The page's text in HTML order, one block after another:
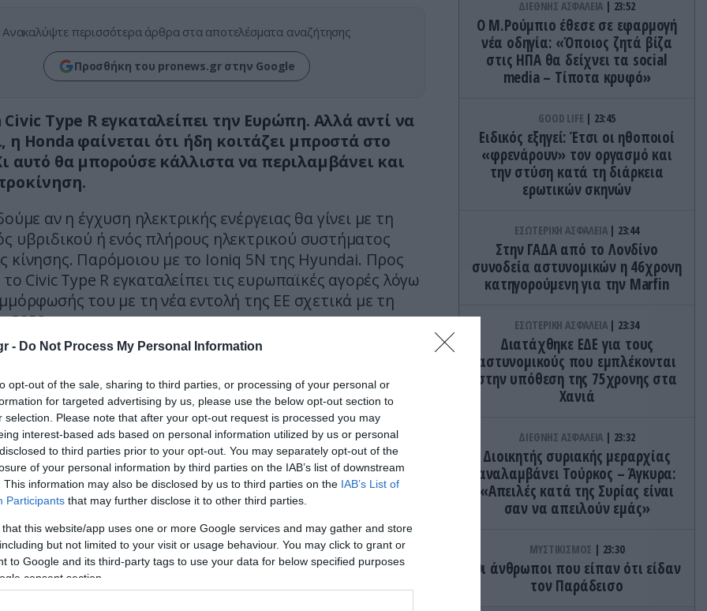
- Do Not Process My Personal Information
opt-out of the sale, sharing to third parties, or processing of your personal or
for targeted advertising by us, please use the below opt-out section to
selection. Please note that after your opt-out request is processed you may
interest-based ads based on personal information utilized by us or personal
to third parties prior to your opt-out. You may separately opt-out of the
of your personal information by third parties on the IAB’s list of downstream
This information may also be disclosed by us to third parties on the IAB’s List of
Participants that may further disclose it to other third parties.
that this website/app uses one or more Google services and may gather and store
but not limited to your visit or usage behaviour. You may click to grant or
to Google and its third-party tags to use your data for below specified purposes
consent section.
Ανακαλύψτε περισσότερα άρθρα στα αποτελέσματα αναζήτησης
Προσθήκη του pronews.gr στην Google
Type R εγκαταλείπει την Ευρώπη. Αλλά αντί να
η Honda φαίνεται ότι ήδη κοιτάζει μπροστά στο
αυτό θα μπορούσε κάλλιστα να περιλαμβάνει και
αν η έγχυση ηλεκτρικής ενέργειας θα γίνει με τη
υβριδικού ή ενός πλήρους ηλεκτρικού συστήματος
κίνησης. Παρόμοιου με το Ioniq 5N της Hyundai. Προς
Civic Type R εγκαταλείπει τις ευρωπαϊκές αγορές λόγω
του με τη νέα εντολή της ΕΕ σχετικά με τη
GSR2.
την εγκατάσταση τεχνολογίας παρακολούθησης
ΔΙΕΘΝΗΣ ΑΣΦΑΛΕΙΑ 23:52
Ο Μ.Ρούμπιο έθεσε σε εφαρμογή
νέα οδηγία: «Όποιος ζητά βίζα
στις ΗΠΑ θα δείχνει τα social
media – Τίποτα κρυφό»
GOOD LIFE 23:45
Ειδικός εξηγεί: Έτσι οι ηθοποιοί
«φρενάρουν» τον οργασμό και
την στύση κατά τη διάρκεια
ερωτικών σκηνών
ΕΣΩΤΕΡΙΚΗ ΑΣΦΑΛΕΙΑ 23:44
Στην ΓΑΔΑ από το Λονδίνο
συνοδεία αστυνομικών η 46χρονη
κατηγορούμενη για την Marfin
ΕΣΩΤΕΡΙΚΗ ΑΣΦΑΛΕΙΑ 23:34
Διατάχθηκε ΕΔΕ για τους
αστυνομικούς που εμπλέκονται
στην υπόθεση της 75χρονης στα
Χανιά
ΔΙΕΘΝΗΣ ΑΣΦΑΛΕΙΑ 23:32
Διοικητής συριακής μεραρχίας
αναλαμβάνει Τούρκος – Άγκυρα:
«Απειλές κατά της Συρίας είναι
σαν να απειλούν εμάς»
ΜΥΣΤΙΚΙΣΜΟΣ 23:30
Οι άνθρωποι που είπαν ότι είδαν
τον Παράδεισο